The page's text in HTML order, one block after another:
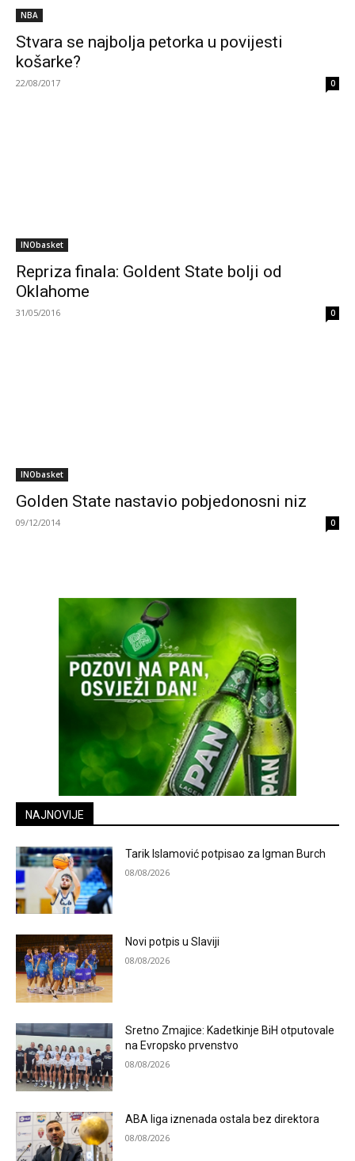
NBA
Stvara se najbolja petorka u povijesti
košarke?
22/08/2017 0
INObasket
Repriza finala: Goldent State bolji od
Oklahome
31/05/2016 0
INObasket
Golden State nastavio pobjedonosni niz
09/12/2014 0
NAJNOVIJE
Tarik Islamović potpisao za Igman Burch
08/08/2026
Novi potpis u Slaviji
08/08/2026
Sretno Zmajice: Kadetkinje BiH otputovale
na Evropsko prvenstvo
08/08/2026
ABA liga iznenada ostala bez direktora
08/08/2026